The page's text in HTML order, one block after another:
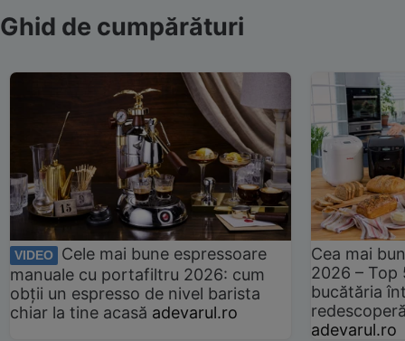
Ghid de cumpărături
VIDEO
Cele mai bune espressoare
manuale cu portafiltru 2026: cum
obții un espresso de nivel barista
chiar la tine acasă adevarul.ro
Cea mai
2026 –
bucătăria
adevarul.ro